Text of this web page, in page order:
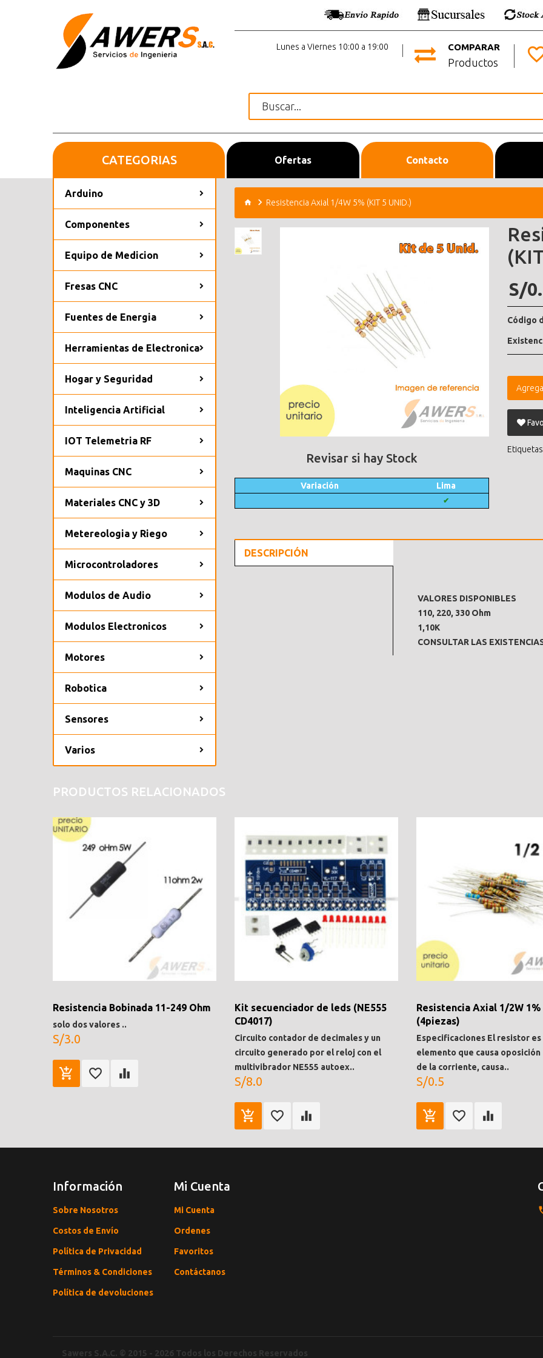
COMPARAR
Productos
Lunes a Viernes 10:00 a 19:00
Inicio Ofertas Contacto
CATEGORIAS
Arduino
Componentes
Equipo de Medicion
Fresas CNC
Fuentes de Energia
Herramientas de Electronica
Hogar y Seguridad
Inteligencia Artificial
IOT Telemetria RF
Maquinas CNC
Materiales CNC y 3D
Metereologia y Riego
Microcontroladores
Modulos de Audio
Modulos Electronicos
Motores
Robotica
Sensores
Varios
Resistencia Axial 1/4W 5% (KIT 5 UNID.)
Revisar si hay Stock
Variación Lima
✔
S/
Código
DESCRIPCIÓN
VALORES DISPONIBLES
110, 220, 330 Ohm
1,10K
CONSULTAR LAS
PRODUCTOS RELACIONADOS
Resistencia Bobinada 11-249 Ohm
solo dos valores ..
S/3.0
Kit secuenciador de leds (NE555
CD4017)
Circuito contador de decimales y un
circuito generado por el reloj con el
multivibrador NE555 autoex..
S/8.0
Resistencia Axial 1/2W 1%
(4piezas)
Especificaciones El resistor es
elemento que causa oposición
de la corriente, causa..
S/0.5
Información
Sobre Nosotros
Costos de Envío
Política de Privacidad
Términos & Condiciones
Política de devoluciones
Mi Cuenta
Mi Cuenta
Ordenes
Favoritos
Contáctanos
Sawers S.A.C. © 2015 - 2026 Todos los Derechos Reservados